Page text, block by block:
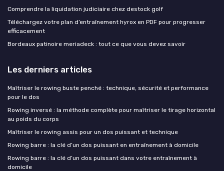
Comprendre la liquidation judiciaire chez destock golf
Téléchargez votre plan d’entraînement hyrox en PDF pour progresser
efficacement
Bordeaux patinoire meriadeck : tout ce que vous devez savoir
Les derniers articles
Maîtriser le rowing buste penché : technique, sécurité et performance
pour le dos
Rowing inversé : la méthode complète pour maîtriser le tirage horizontal
au poids du corps
Maîtriser le rowing assis pour un dos puissant et technique
Rowing barre : la clé d’un dos puissant en entraînement à domicile
Rowing barre : la clé d’un dos puissant dans votre entraînement à
domicile